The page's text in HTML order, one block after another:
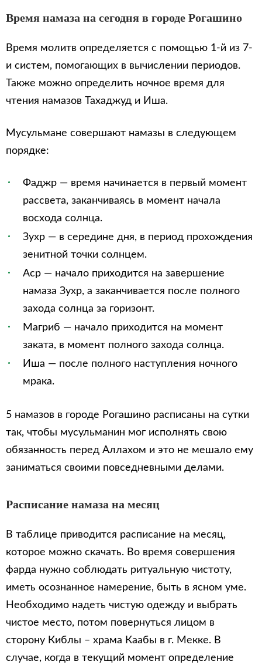
Время намаза на сегодня в городе Рогашино
Время молитв определяется с помощью 1-й из 7-
и систем, помогающих в вычислении периодов.
Также можно определить ночное время для
чтения намазов Тахаджуд и Иша.
Мусульмане совершают намазы в следующем
порядке:
Фаджр — время начинается в первый момент
рассвета, заканчиваясь в момент начала
восхода солнца.
Зухр — в середине дня, в период прохождения
зенитной точки солнцем.
Аср — начало приходится на завершение
намаза Зухр, а заканчивается после полного
захода солнца за горизонт.
Магриб — начало приходится на момент
заката, в момент полного захода солнца.
Иша — после полного наступления ночного
мрака.
5 намазов в городе Рогашино расписаны на сутки
так, чтобы мусульманин мог исполнять свою
обязанность перед Аллахом и это не мешало ему
заниматься своими повседневными делами.
Расписание намаза на месяц
В таблице приводится расписание на месяц,
которое можно скачать. Во время совершения
фарда нужно соблюдать ритуальную чистоту,
иметь осознанное намерение, быть в ясном уме.
Необходимо надеть чистую одежду и выбрать
чистое место, потом повернуться лицом в
сторону Киблы – храма Каабы в г. Мекке. В
случае, когда в текущий момент определение